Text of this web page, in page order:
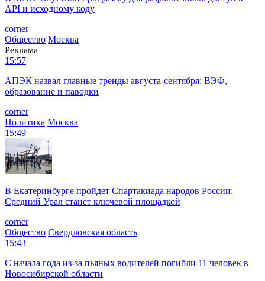
API и исходному коду
corner
Общество Москва
Реклама
15:57
АПЭК назвал главные тренды августа-сентября: ВЭФ,
образование и паводки
corner
Политика Москва
15:49
В Екатеринбурге пройдет Спартакиада народов России:
Средний Урал станет ключевой площадкой
corner
Общество Свердловская область
15:43
С начала года из‑за пьяных водителей погибли 11 человек в
Новосибирской области